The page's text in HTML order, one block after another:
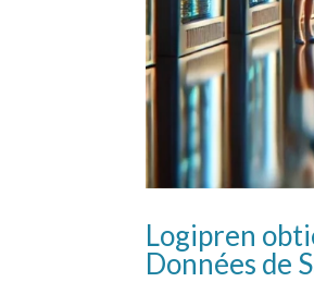
Logipren
Données de